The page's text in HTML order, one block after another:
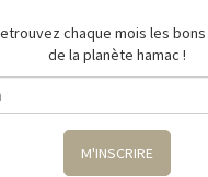
chaque mois les bons
de la planète hamac !
M'INSCRIRE